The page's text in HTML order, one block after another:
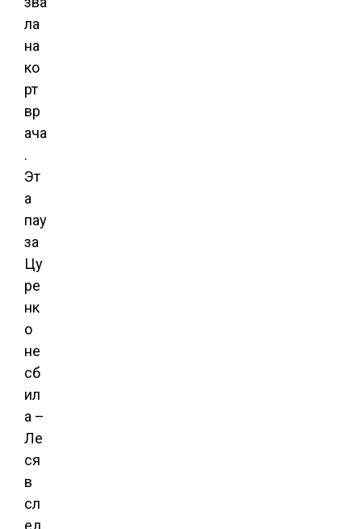
ла
на
ко
рт
вр
ача
.
Эт
а
пау
за
Цу
ре
нк
о
не
сб
ил
а –
Ле
ся
в
сл
ед